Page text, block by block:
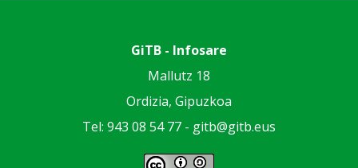
GiTB - Infosare
Mallutz 18
Ordizia, Gipuzkoa
Tel: 943 08 54 77 - gitb@gitb.eus